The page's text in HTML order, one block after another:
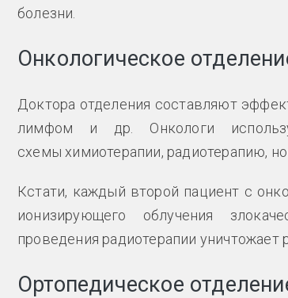
болезни.
Онкологическое
Доктора отделения составляют
лимфом и др. Онкологи
схемы химиотерапии, радиотерапию,
Кстати, каждый второй пациент с
ионизирующего облучения
проведения радиотерапии
Ортопедическое